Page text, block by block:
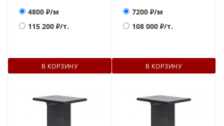
4800 ₽/м
115 200 ₽/т.
В КОРЗИНУ
7200 ₽/м
108 000 ₽/т.
В КОРЗИНУ